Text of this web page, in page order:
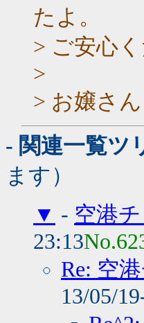
たよ。
> ご安心く
>
> お嬢さ
- 関連一覧ツ
ます）
▼ - 空港
23:13
Re: 空
13/05/